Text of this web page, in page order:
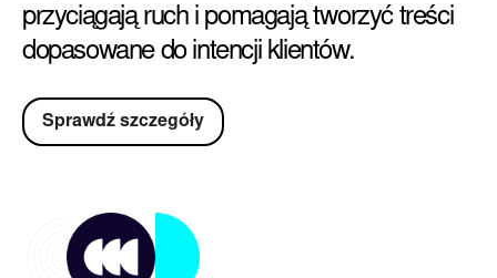
przyciągają ruch i pomagają tworzyć treści
dopasowane do intencji klientów.
Sprawdź szczegóły